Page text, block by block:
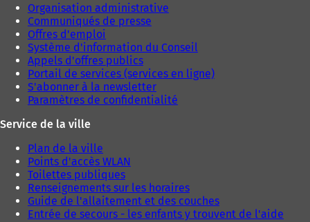
Organisation administrative
Communiqués de presse
Offres d'emploi
Système d'information du Conseil
Appels d'offres publics
Portail de services (services en ligne)
S'abonner à la newsletter
Paramètres de confidentialité
Service de la ville
Plan de la ville
Points d'accès WLAN
Toilettes publiques
Renseignements sur les horaires
Guide de l'allaitement et des couches
Entrée de secours - les enfants y trouvent de l'aide